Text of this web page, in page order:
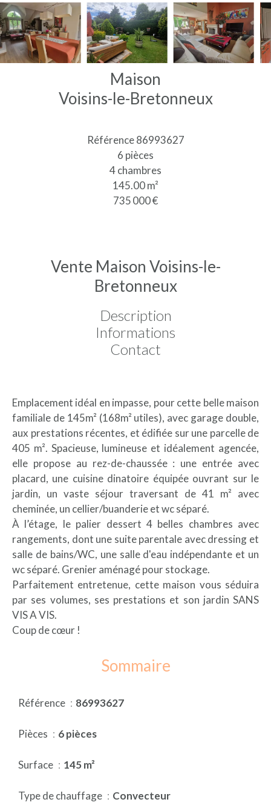
Maison
Voisins-le-Bretonneux
Référence86993627
6 pièces
4 chambres
145.00m²
735 000 €
Vente Maison Voisins-le-
Bretonneux
Description
Informations
Contact
Emplacement idéal en impasse, pour cette belle maison
familiale de 145m² (168m² utiles), avec garage double,
aux prestations récentes, et édifiée sur une parcelle de
405 m². Spacieuse, lumineuse et idéalement agencée,
elle propose au rez-de-chaussée : une entrée avec
placard, une cuisine dinatoire équipée ouvrant sur le
jardin, un vaste séjour traversant de 41 m² avec
cheminée, un cellier/buanderie et wc séparé.
À l’étage, le palier dessert 4 belles chambres avec
rangements, dont une suite parentale avec dressing et
salle de bains/WC, une salle d'eau indépendante et un
wc séparé. Grenier aménagé pour stockage.
Parfaitement entretenue, cette maison vous séduira
par ses volumes, ses prestations et son jardin SANS
VIS A VIS.
Coup de cœur !
Sommaire
Référence 86993627
Pièces 6 pièces
Surface 145 m²
Type de chauffage Convecteur